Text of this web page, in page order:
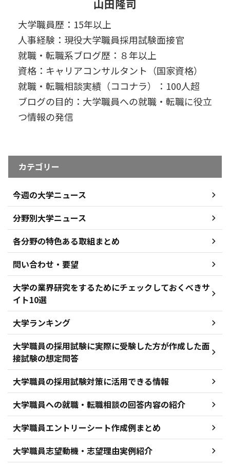
山田隆司
大学職員歴：15年以上
人事経験：現役大学職員採用試験面接官
就職・転職系ブログ歴：８年以上
資格：キャリアコンサルタント（国家資格）
就職・転職相談実績（ココナラ）：100人超
ブログの目的：大学職員への就職・転職に役立
つ情報の発信
カテゴリー
今週の大学ニュース
分野別大学ニュース
各分野の特色ある取組まとめ
問い合わせ・要望
大学の業界研究をするためにチェックしておくべきサ
イト10選
大学ランキング
大学職員の採用試験に実際に受験した方が作成した面
接試験の想定問答
大学職員の採用試験対策に活用できる情報
大学職員への就職・転職相談の回答内容の紹介
大学職員エントリーシート作成例まとめ
大学職員志望動機・志望理由実例紹介